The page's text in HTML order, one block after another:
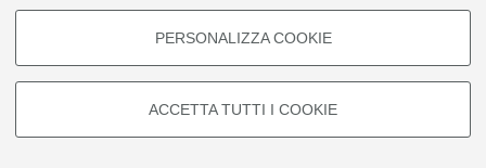
FACOLTATIVI
PERSONALIZZA COOKIE
ACCETTA TUTTI I COOKIE